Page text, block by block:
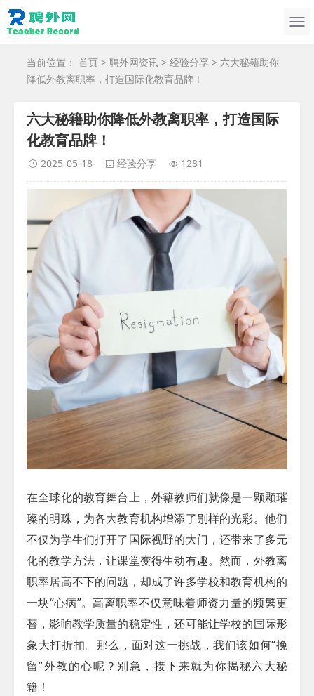
当前位置： 首页 > 聘外网资讯 > 经验分享 > 六大秘籍助你
降低外教离职率，打造国际化教育品牌！
六大秘籍助你降低外教离职率，打造国际
化教育品牌！
2025-05-18 经验分享 1281
在全球化的教育舞台上，外籍教师们就像是一颗颗璀
璨的明珠，为各大教育机构增添了别样的光彩。他们
不仅为学生们打开了国际视野的大门，还带来了多元
化的教学方法，让课堂变得生动有趣。然而，外教离
职率居高不下的问题，却成了许多学校和教育机构的
一块“心病”。高离职率不仅意味着师资力量的频繁更
替，影响教学质量的稳定性，还可能让学校的国际形
象大打折扣。那么，面对这一挑战，我们该如何“挽
留”外教的心呢？别急，接下来就为你揭秘六大秘
籍！